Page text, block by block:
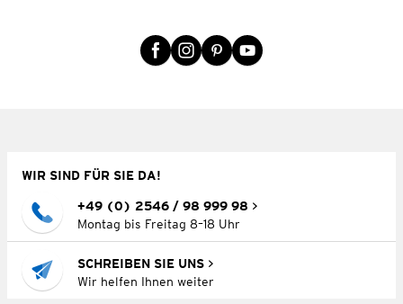
WIR SIND FÜR SIE DA!
+49 (0) 2546 / 98 999 98
Montag bis Freitag 8–18 Uhr
SCHREIBEN SIE UNS
Wir helfen Ihnen weiter